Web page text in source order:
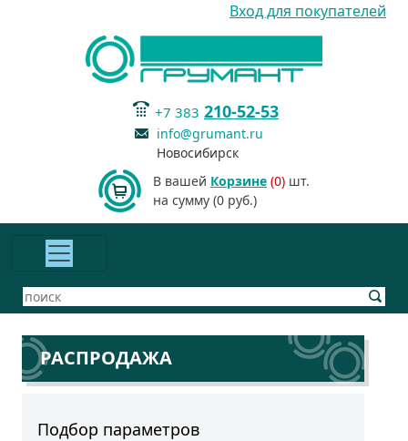
Вход для покупателей
+7 383 210-52-53
info@grumant.ru
Новосибирск
В вашей Корзине (0) шт.
на сумму (0 руб.)
РАСПРОДАЖА
Подбор параметров